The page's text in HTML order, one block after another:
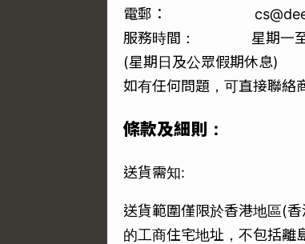
電郵：
服務時間： 星期一至
(星期日及公眾假期休息)
如有任何問題，可直接聯絡
條款及細則：
送貨需知:
送貨範圍僅限於香港地區(
的工商住宅地址，不包括離